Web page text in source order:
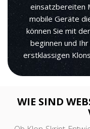
einsatzbereiten
mobile Geräte
können Sie mit
beginnen und
erstklassigen
WIE SIND